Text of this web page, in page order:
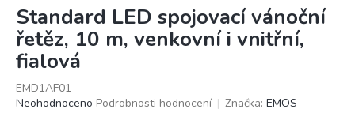
Standard LED spojovací vánoční
řetěz, 10 m, venkovní i vnitřní,
fialová
EMD1AF01
Průměrné
Neohodnoceno Podrobnosti hodnocení Značka: EMOS